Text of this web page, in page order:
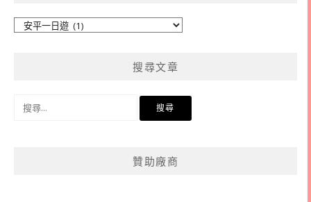
搜尋文章
贊助廠商